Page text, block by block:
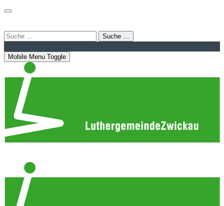
Suche …
Mobile Menu Toggle